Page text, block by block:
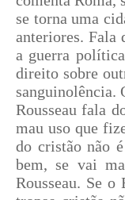
se torna uma
anteriores. Fala
a guerra
direito sobre
sanguinolência.
Rousseau fala
mau uso que
do cristão não
bem, se vai
Rousseau. Se